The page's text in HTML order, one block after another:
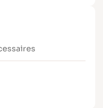
ou B (2